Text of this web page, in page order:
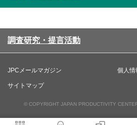
調査研究・提言活動
JPCメールマガジン 個人情
サイトマップ
© COPYRIGHT JAPAN PRODUCTIVITY